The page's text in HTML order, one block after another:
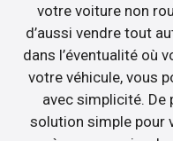
votre voiture non
d’aussi vendre tout
dans l’éventualité où
votre véhicule, vous
avec simplicité. De
solution simple pour